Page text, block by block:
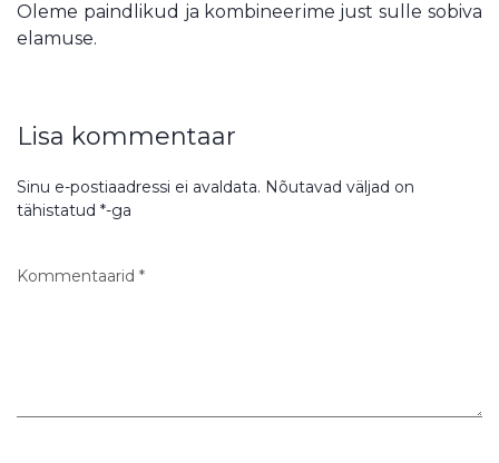
Oleme paindlikud ja kombineerime just sulle sobiva
elamuse.
Lisa kommentaar
Sinu e-postiaadressi ei avaldata. Nõutavad väljad on
tähistatud *-ga